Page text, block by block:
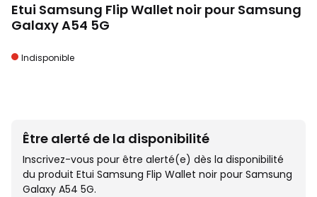
Etui Samsung Flip Wallet noir pour Samsung
Galaxy A54 5G
Indisponible
Être alerté de la disponibilité
Inscrivez-vous pour être alerté(e) dès la disponibilité
du produit Etui Samsung Flip Wallet noir pour Samsung
Galaxy A54 5G.